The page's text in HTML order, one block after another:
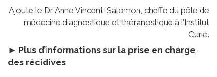
Ajoute le Dr Anne Vincent-Salomon, cheffe du pôle de
médecine diagnostique et théranostique à l’Institut
Curie.
► Plus d’informations sur la prise en charge
des récidives